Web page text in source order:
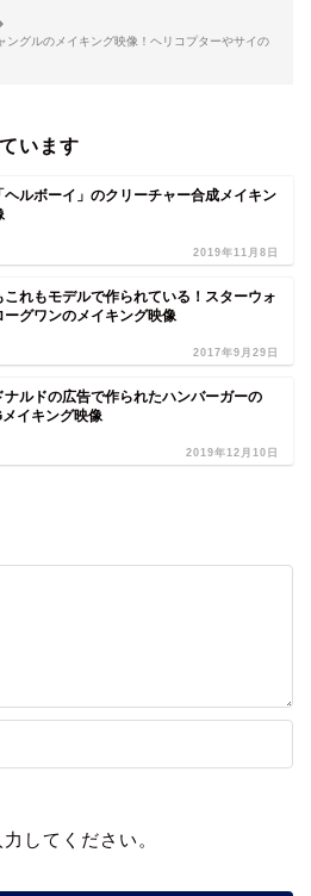
ングルのメイキング映像！ヘリコプターやサイの
います
ヘルボーイ」のクリーチャー合成メイキン
2019年11月8日
これもモデルで作られている！スターウォ
ーグワンのメイキング映像
2017年9月29日
ナルドの広告で作られたハンバーガーの
イキング映像
2019年12月10日
してください。